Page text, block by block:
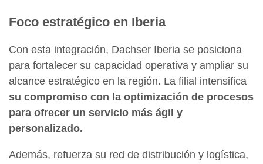
Foco estratégico en Iberia
Con esta integración, Dachser Iberia se posiciona
para fortalecer su capacidad operativa y ampliar su
alcance estratégico en la región. La filial intensifica
su compromiso con la optimización de procesos
para ofrecer un servicio más ágil y
personalizado.
Además, refuerza su red de distribución y logística,